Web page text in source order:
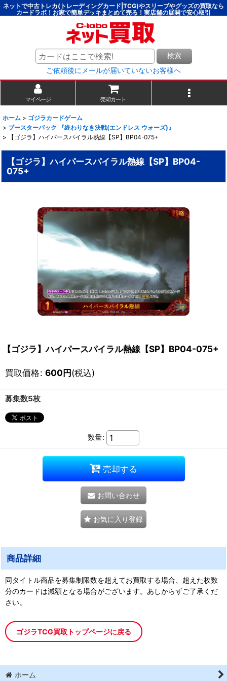
ネットで中古トレカ(トレーディングカード|TCG)やスリーブやグッズの買取なら
カードラボ！お家で簡単デッキまとめて売る！実店舗の展開で安心取引
検索
ご依頼後にメールが届いていないお客様へ
マイページ 売却カート
ホーム > ゴジラカードゲーム
> ブースターパック 『終わりなき決戦(エンドレス ウォーズ)』
>
【ゴジラ】ハイパースパイラル熱線【SP】BP04-075+
【ゴジラ】ハイパースパイラル熱線【SP】BP04-
075+
【ゴジラ】ハイパースパイラル熱線【SP】BP04-075+
買取価格: 600円(税込)
募集数5枚
数量:
売却する
お問い合わせ
お気に入り登録
商品詳細
同タイトル商品を募集制限数を超えてお買取する場合、超えた枚数
分のカードは減額となる場合がございます。あしからずご了承くだ
さい。
ゴジラTCG買取トップページに戻る
ホーム